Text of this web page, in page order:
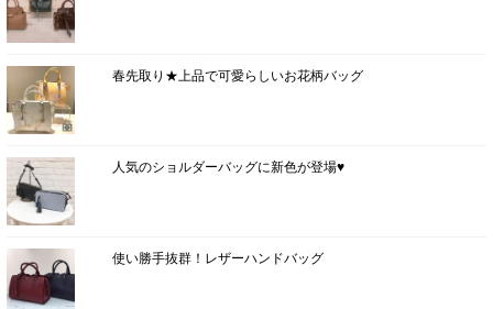
春先取り★上品で可愛らしいお花柄バッグ
人気のショルダーバッグに新色が登場♥
使い勝手抜群！レザーハンドバッグ